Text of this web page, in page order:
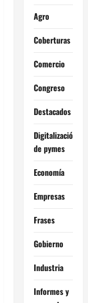
Agro
Coberturas
Comercio
Congreso
Destacados
Digitalización
de pymes
Economía
Empresas
Frases
Gobierno
Industria
Informes y